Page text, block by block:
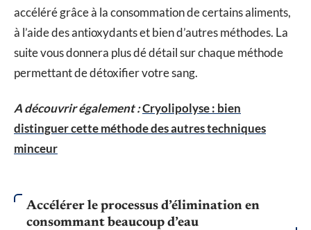
accéléré grâce à la consommation de certains aliments,
à l’aide des antioxydants et bien d’autres méthodes. La
suite vous donnera plus dé détail sur chaque méthode
permettant de détoxifier votre sang.
A découvrir également :Cryolipolyse : bien
distinguer cette méthode des autres techniques
minceur
Accélérer le processus d’élimination en
consommant beaucoup d’eau